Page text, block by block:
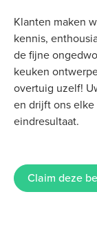
Klanten maken
kennis,
de fijne
keuken
overtuig uzelf!
en drijft ons
eindresultaat.
Claim deze